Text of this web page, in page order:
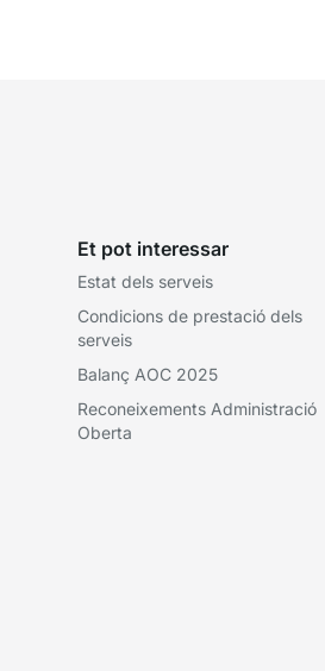
Et pot interessar
Estat dels serveis
Condicions de prestació dels
serveis
Balanç AOC 2025
Reconeixements Administració
Oberta